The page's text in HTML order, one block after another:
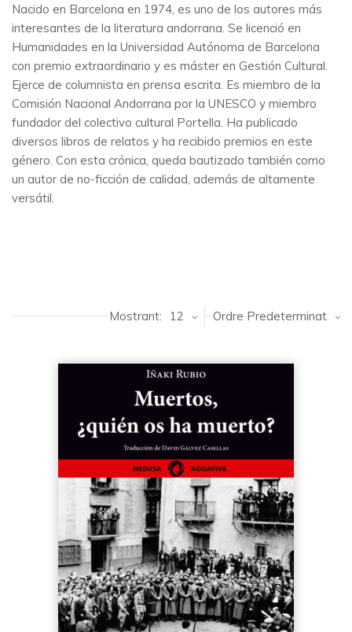
Nacido en Barcelona en 1974, es uno de los autores más
interesantes de la literatura andorrana. Se licenció en
Humanidades en la Universidad Autónoma de Barcelona
con premio extraordinario y es máster en Gestión Cultural.
Ejerce de columnista en prensa escrita. Es miembro de la
Comisión Nacional Andorrana por la UNESCO y miembro
fundador del colectivo cultural Portella. Ha publicado
diversos libros de relatos y ha recibido premios en este
género. Con esta crónica, queda bautizado también como
un autor de no-ficción de calidad, además de altamente
versátil.
Ordre Predeterminat
Mostrant: 12